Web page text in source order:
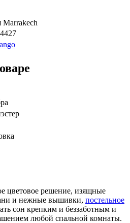
цветовое решение, изящные
и нежные вышивки, постельное
сон крепким и беззаботным и
любой спальной комнаты.